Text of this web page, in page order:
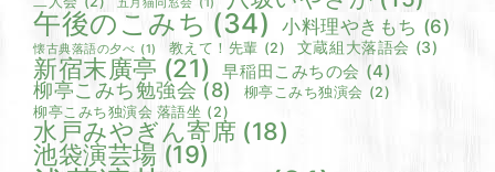
午後のこみち (34) 小料理やきもち (6)
懐古典落語の夕べ (1) 教えて！先輩 (2) 文蔵組大落語会 (3)
新宿末廣亭 (21) 早稲田こみちの会 (4)
柳亭こみち勉強会 (8) 柳亭こみち独演会 (2)
柳亭こみち独演会 落語坐 (2)
水戸みやぎん寄席 (18)
池袋演芸場 (19)